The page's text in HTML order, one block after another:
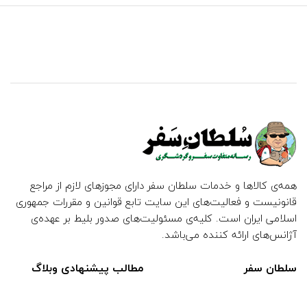
همه‌ی کالاها و خدمات سلطان سفر دارای مجوزهای لازم از مراجع
قانونیست و فعالیت‌های این سایت تابع قوانین و مقررات جمهوری
اسلامی ایران است. کلیه‌ی مسئولیت‌های صدور بلیط بر عهده‌ی
آژانس‌های ارائه کننده می‌باشد.
سلطان سفر مطالب پیشنهادی وبلاگ